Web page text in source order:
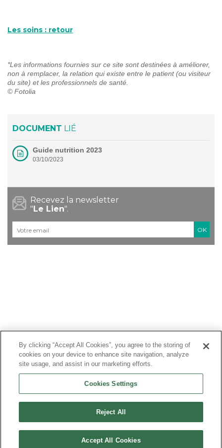
Les soins : retour
*Les informations fournies sur ce site sont destinées à améliorer,
non à remplacer, la relation qui existe entre le patient (ou visiteur
du site) et les professionnels de santé.
© Fotolia
DOCUMENT LIÉ
Guide nutrition 2023
03/10/2023
Recevez la newsletter
"Le Lien".
Courriel*
By clicking “Accept All Cookies”, you agree to the storing of
cookies on your device to enhance site navigation, analyze
site usage, and assist in our marketing efforts.
Cookies Settings
Reject All
Accept All Cookies